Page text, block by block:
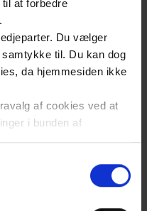
at forbedre
Du vælger
til. Du kan dog
da hjemmesiden ikke
af cookies ved at
i bunden af
på vores hjemmeside
af personoplysninger
som
der er behov for
er